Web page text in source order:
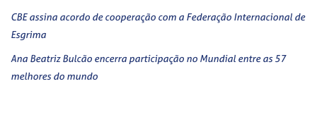
CBE assina acordo de cooperação com a Federação Internacional de
Esgrima
Ana Beatriz Bulcão encerra participação no Mundial entre as 57
melhores do mundo